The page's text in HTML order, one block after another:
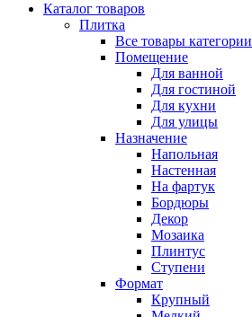
Каталог товаров
Плитка
Все товары категории
Помещение
Для ванной
Для гостиной
Для кухни
Для улицы
Назначение
Напольная
Настенная
На фартук
Бордюры
Декор
Мозаика
Плинтус
Ступени
Формат
Крупный